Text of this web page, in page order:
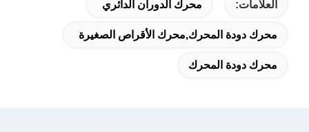
العلامات: محرك الدوران الدائري
محرك دودة المحرك,محرك الأقراص الصغيرة
محرك دودة المحرك